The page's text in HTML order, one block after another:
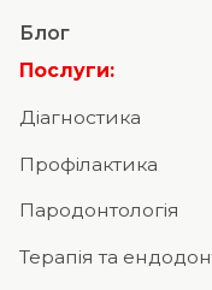
Блог
Послуги:
Діагностика
Профілактика
Пародонтологія
Терапія та